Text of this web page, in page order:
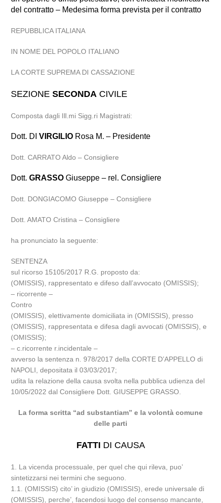
del contratto – Medesima forma prevista per il contratto
REPUBBLICA ITALIANA
IN NOME DEL POPOLO ITALIANO
LA CORTE SUPREMA DI CASSAZIONE
SEZIONESECONDA CIVILE
Composta dagli Ill.mi Sigg.ri Magistrati:
Dott. DIVIRGILIO Rosa M. – Presidente
Dott. CARRATO Aldo – Consigliere
Dott.GRASSO Giuseppe – rel. Consigliere
Dott. DONGIACOMO Giuseppe – Consigliere
Dott. AMATO Cristina – Consigliere
ha pronunciato la seguente:
SENTENZA
sul ricorso 15105/2017 R.G. proposto da:
(OMISSIS), rappresentato e difeso dall’avvocato (OMISSIS);
– ricorrente –
Contro
(OMISSIS), elettivamente domiciliata in (OMISSIS), presso
(OMISSIS), rappresentata e difesa dagli avvocati (OMISSIS), e
(OMISSIS);
– c.ricorrente r.incidentale –
avverso la sentenza n. 978/2017 della CORTE D’APPELLO di
NAPOLI, depositata il 03/03/2017;
udita la relazione della causa svolta nella pubblica udienza del
10/05/2022 dal Consigliere Dott. GIUSEPPE GRASSO.
La forma scritta “ad substantiam” e la volontà comune
delle parti
FATTI DI CAUSA
1. La vicenda processuale, per quel che qui rileva, puo’
sintetizzarsi nei termini che seguono.
1.1. (OMISSIS) cito’ in giudizio (OMISSIS), erede universale di
(OMISSIS), perche’, facendosi luogo del consenso mancante,